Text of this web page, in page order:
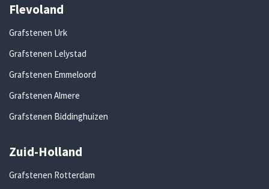
Flevoland
Grafstenen Urk
Grafstenen Lelystad
Grafstenen Emmeloord
Grafstenen Almere
Grafstenen Biddinghuizen
Zuid-Holland
Grafstenen Rotterdam